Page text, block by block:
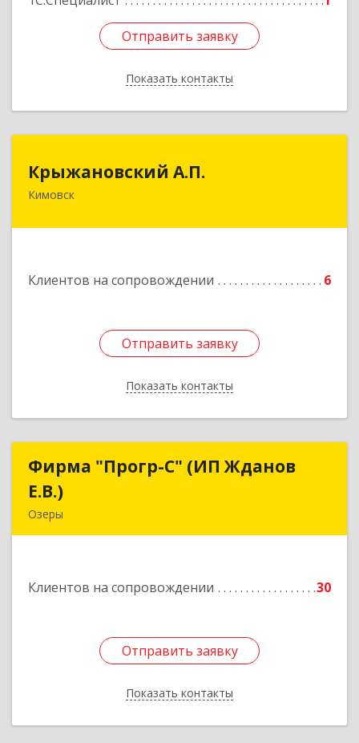
Отправить заявку
Показать контакты
Отправить заявку
Назад
Крыжановский А.П.
Кимовск
Клиентов на сопровождении 6
Отправить заявку
Показать контакты
Крыжановский А.П.
Отправить заявку
Назад
Фирма "Прогр-С" (ИП Жданов
Е.В.)
Озеры
Клиентов на сопровождении 30
Отправить заявку
Показать контакты
Фирма "Прогр-С" (ИП Жданов
Подробнее
Отправить заявку
Назад